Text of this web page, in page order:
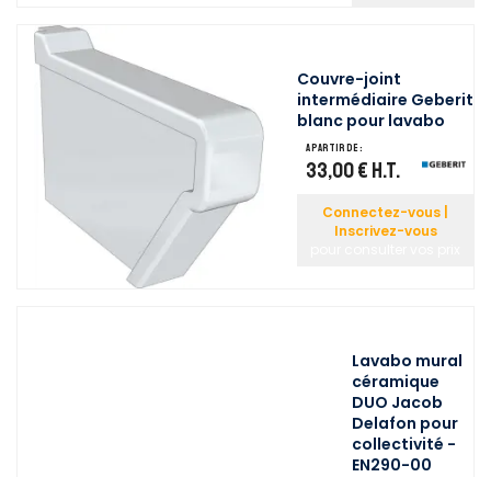
Couvre-joint
intermédiaire Geberit
blanc pour lavabo
A partir de :
33,00 € H.T.
Connectez-vous |
Inscrivez-vous
Lavabo mural
céramique
DUO Jacob
Delafon pour
collectivité -
EN290-00